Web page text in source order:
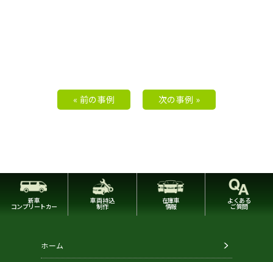
« 前の事例 次の事例 »
新車
コンプリートカー
車両持込
制作
在庫車
情報
よくある
ご質問
ホーム